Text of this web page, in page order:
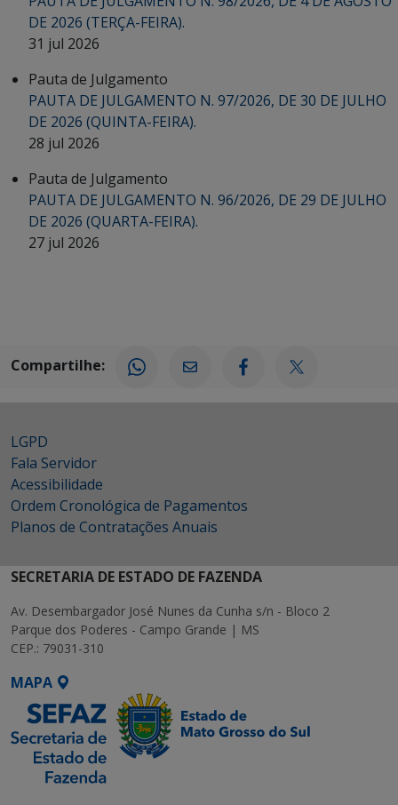
DE 2026 (TERÇA-FEIRA).
31 jul 2026
Pauta de Julgamento
PAUTA DE JULGAMENTO N. 97/2026, DE 30 DE JULHO
DE 2026 (QUINTA-FEIRA).
28 jul 2026
Pauta de Julgamento
PAUTA DE JULGAMENTO N. 96/2026, DE 29 DE JULHO
DE 2026 (QUARTA-FEIRA).
27 jul 2026
Compartilhe:
LGPD
Fala Servidor
Acessibilidade
Ordem Cronológica de Pagamentos
Planos de Contratações Anuais
SECRETARIA DE ESTADO DE FAZENDA
Av. Desembargador José Nunes da Cunha s/n - Bloco 2
Parque dos Poderes - Campo Grande | MS
CEP.: 79031-310
MAPA